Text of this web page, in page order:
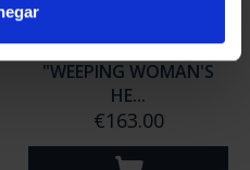
PICASSO (2023) OUNCE
"WEEPING WOMAN'S
HE...
€163.00